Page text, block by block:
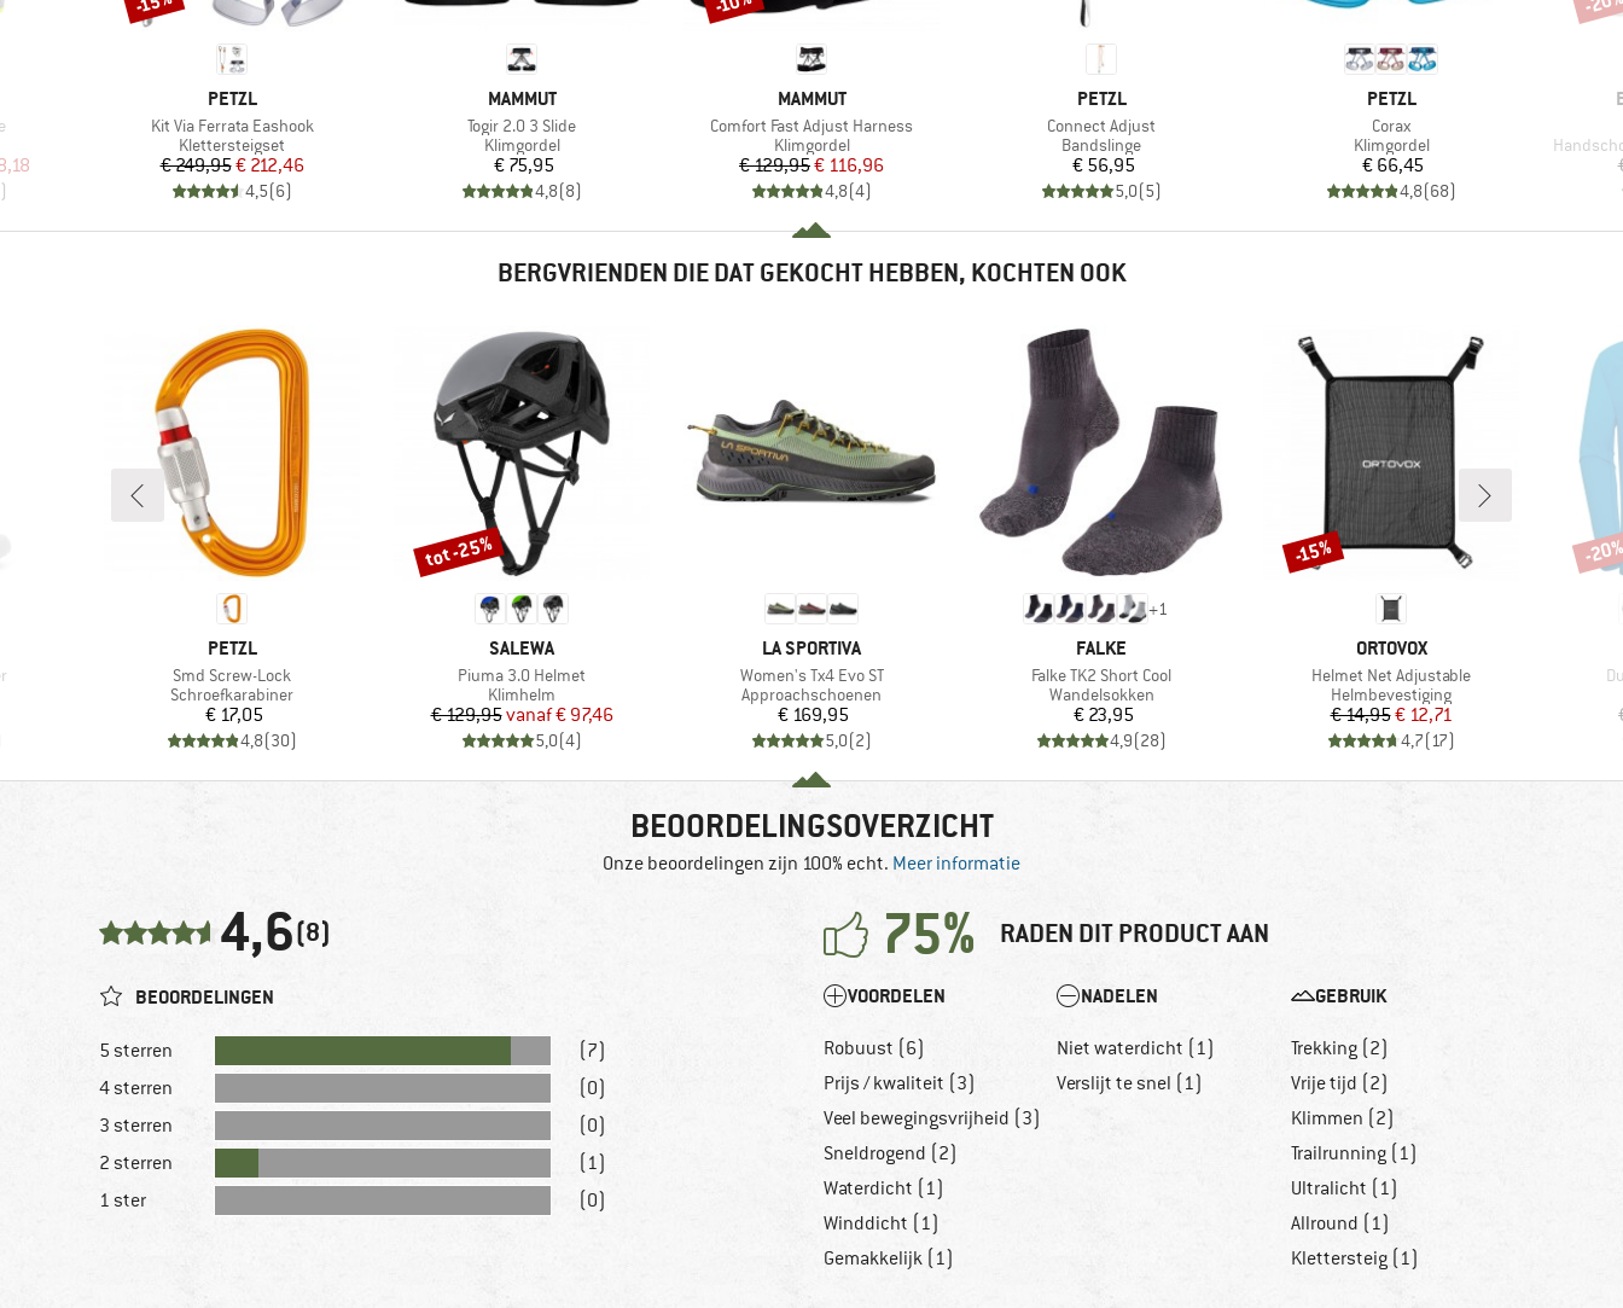
prijs
)
MERK
PETZL
Artikel
Kit Via Ferrata Eashook
Productgroep
Klettersteigset
Prijs
€ 249,95Verlaagde prijs
€ 212,46
4,5(6)
MERK
MAMMUT
Artikel
Togir 2.0 3 Slide
Productgroep
Klimgordel
Prijs
€ 75,95
4,8(8)
MERK
MAMMUT
Artikel
Comfort Fast Adjust Harness
Productgroep
Klimgordel
Prijs
€ 129,95Verlaagde prijs
€ 116,96
4,8(4)
MERK
PETZL
Artikel
Connect Adjust
Productgroep
Bandslinge
Prijs
€ 56,95
5,0(5)
MERK
PETZL
Artikel
Corax
Productgroep
Klimgordel
Prijs
€ 66,45
4,8(68)
BERGVRIENDEN DIE DAT GEKOCHT HEBBEN, KOCHTEN OOK
MERK
PETZL
Artikel
Smd Screw-Lock
Productgroep
Schroefkarabiner
Prijs
€ 17,05
4,8(30)
MERK
SALEWA
Artikel
Piuma 3.0 Helmet
Productgroep
Klimhelm
Prijs
€ 129,95 Verlaagde prijs
vanaf€ 97,46
5,0(4)
Korting
tot -25%
MERK
LA SPORTIVA
Artikel
Women's Tx4 Evo ST
Productgroep
Approachschoenen
Prijs
€ 169,95
5,0(2)
+1
MERK
FALKE
Artikel
Falke TK2 Short Cool
Productgroep
Wandelsokken
Prijs
€ 23,95
4,9(28)
MERK
ORTOVOX
Artikel
Helmet Net Adjustable
Productgroep
Helmbevestiging
Prijs
€ 14,95Verlaagde prijs
€ 12,71
4,7(17)
Korting
-15% -
BEOORDELINGSOVERZICHT
Onze beoordelingen zijn 100% echt. Meer informatie
4,6(8) 75% RADEN DIT PRODUCT AAN
BEOORDELINGEN
5 sterren
(7)
4 sterren
(0)
3 sterren
(0)
2 sterren
(1)
1 ster
(0)
VOORDELEN
Robuust (6)
Prijs / kwaliteit (3)
Veel bewegingsvrijheid (3)
Sneldrogend (2)
Waterdicht (1)
Winddicht (1)
Gemakkelijk (1)
NADELEN
Niet waterdicht (1)
Verslijt te snel (1)
GEBRUIK
Trekking (2)
Vrije tijd (2)
Klimmen (2)
Trailrunning (1)
Ultralicht (1)
Allround (1)
Klettersteig (1)